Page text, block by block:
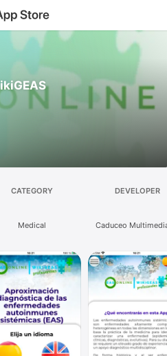
CATEGORY
Medical
DEVELOPER
Caduceo